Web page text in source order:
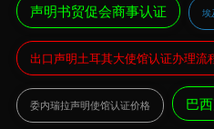
声明书贸促会商事认证 埃
出口声明土耳其大使馆认证办理流
委内瑞拉声明使馆认证价格 巴